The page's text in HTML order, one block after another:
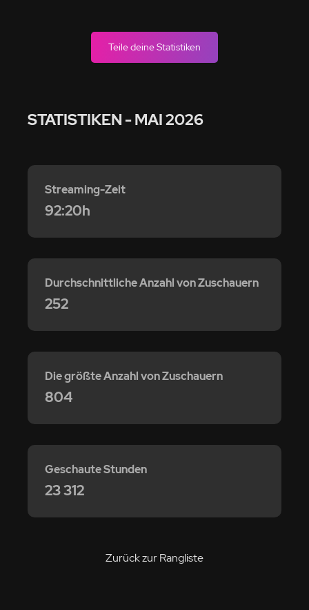
Teile deine Statistiken
STATISTIKEN - MAI 2026
Zurück zur Rangliste
Streaming-Zeit
92:20h
Durchschnittliche Anzahl von Zuschauern
252
Die größte Anzahl von Zuschauern
804
Geschaute Stunden
23 312